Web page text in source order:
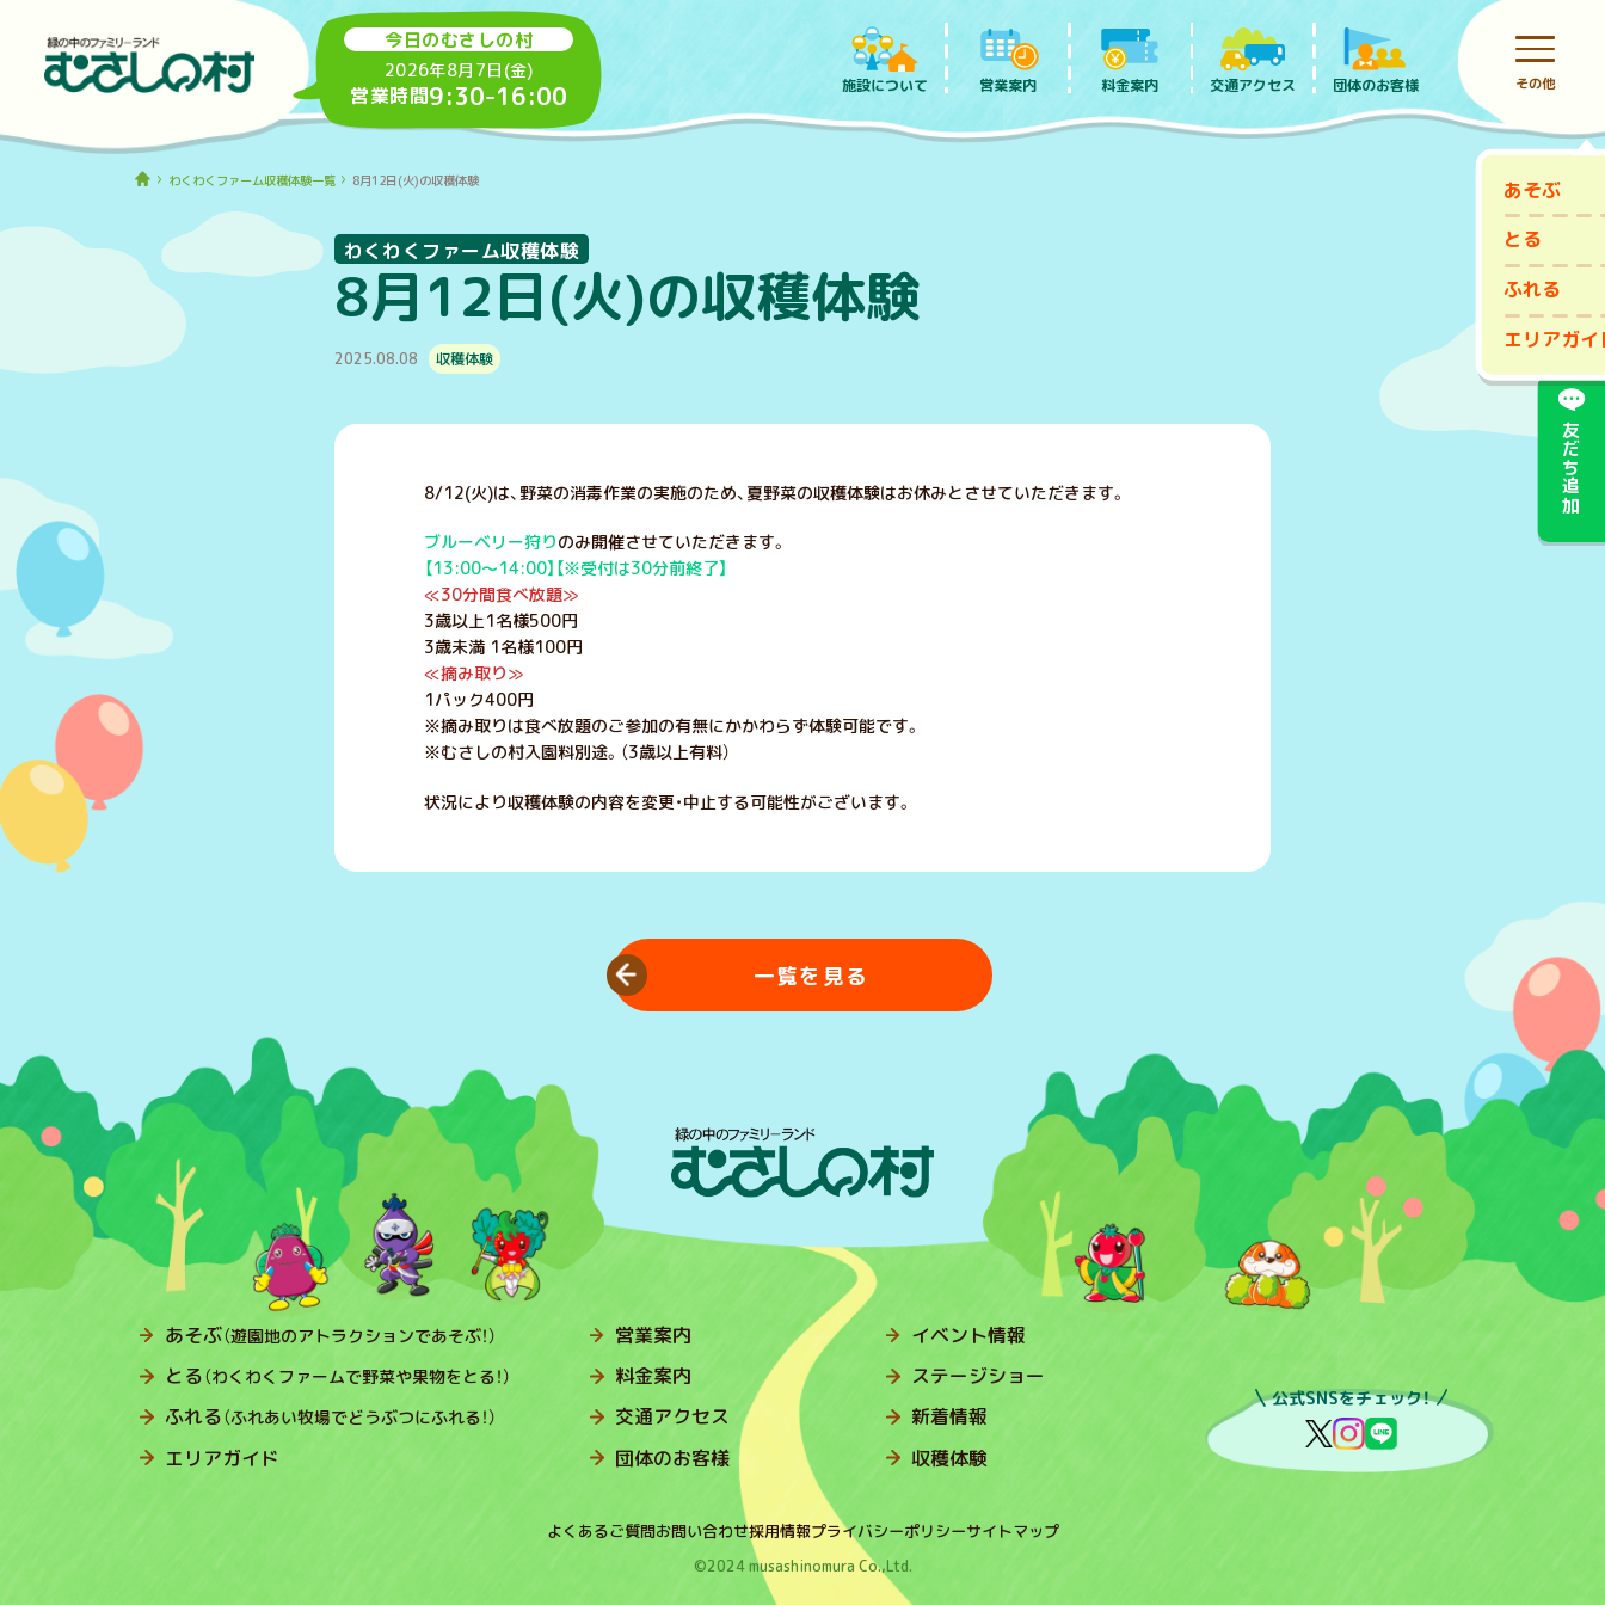
今日のむさしの村
2026年8月7日(金)
営業時間9:30-16:00 施設について
あそぶ
とる
ふれる
エリアガイ
営業案内 料金案内 交通アクセス 団体のお客様 その他
前売りチケット
友だち追加
わくわくファーム収穫体験一覧 8月12日(火)の収穫体験
8月12日(火)の収穫体験
わくわくファーム収穫体験
2025.08.08 収穫体験
8/12(火)は、野菜の消毒作業の実施のため、夏野菜の収穫体験はお休みとさせていただきます。
ブルーベリー狩りのみ開催させていただきます。
【13:00～14:00】【※受付は30分前終了】
≪30分間食べ放題≫
3歳以上1名様500円
3歳未満 1名様100円
≪摘み取り≫
1パック400円
※摘み取りは食べ放題のご参加の有無にかかわらず体験可能です。
※むさしの村入園料別途。（3歳以上有料）
状況により収穫体験の内容を変更・中止する可能性がございます。
一覧を見る
あそぶ（遊園地のアトラクションであそぶ！）
とる（わくわくファームで野菜や果物をとる！）
ふれる（ふれあい牧場でどうぶつにふれる！）
エリアガイド
営業案内
料金案内
交通アクセス
団体のお客様
イベント情報
ステージショー
新着情報
収穫体験
公式SNSをチェック！
よくあるご質問お問い合わせ採用情報プライバシーポリシーサイトマップ
©2024 musashinomura Co.,Ltd.